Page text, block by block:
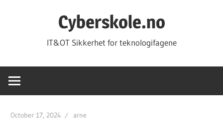
Cyberskole.no
IT&OT Sikkerhet for teknologifagene
October 17, 2024 arne